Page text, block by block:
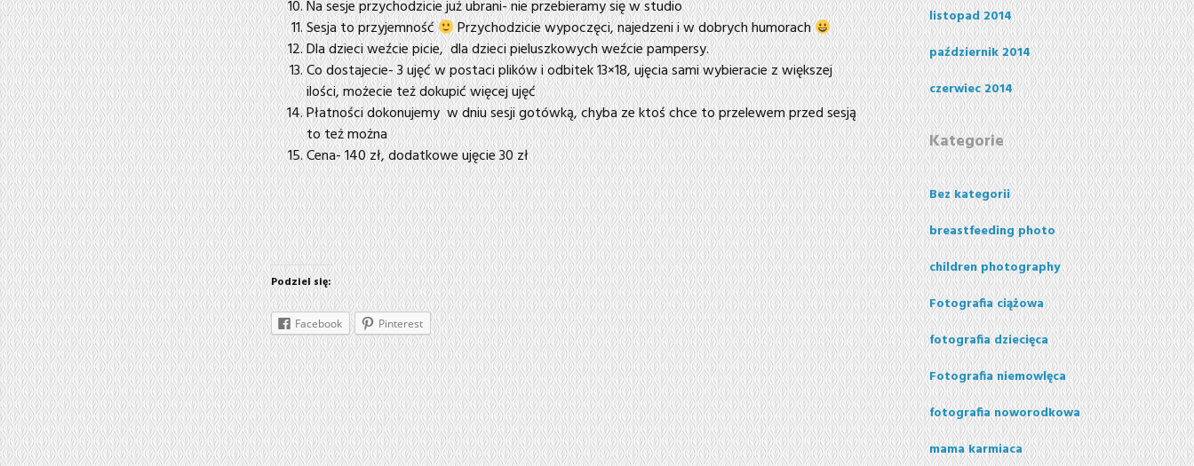
Na sesje przychodzicie już ubrani- nie przebieramy się w studio
Sesja to przyjemność
Przychodzicie wypoczęci, najedzeni i w dobrych humorach
Dla dzieci weźcie picie, dla dzieci pieluszkowych weźcie pampersy.
Co dostajecie- 3 ujęć w postaci plików i odbitek 13×18, ujęcia sami wybieracie z większej
ilości, możecie też dokupić więcej ujęć
Płatności dokonujemy w dniu sesji gotówką, chyba ze ktoś chce to przelewem przed sesją
to też można
Cena- 140 zł, dodatkowe ujęcie 30 zł
Podziel się:
Facebook Pinterest
listopad 2014
październik 2014
czerwiec 2014
Kategorie
Bez kategorii
breastfeeding photo
children photography
Fotografia ciążowa
fotografia dziecięca
Fotografia niemowlęca
fotografia noworodkowa
mama karmiaca